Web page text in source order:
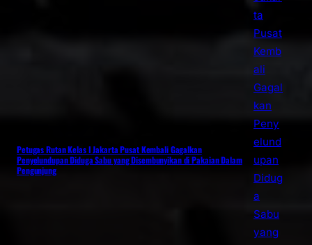
Petugas Rutan Kelas I Jakarta Pusat Kembali Gagalkan
Penyelundupan Diduga Sabu yang Disembunyikan di Pakaian Dalam
Pengunjung